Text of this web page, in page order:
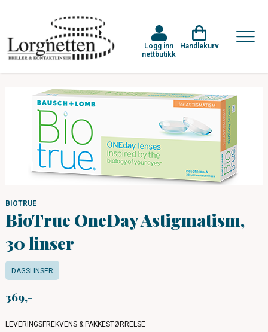
Logg inn
nettbutikk
Handlekurv
BIOTRUE
BioTrue OneDay Astigmatism,
30 linser
DAGSLINSER
369
LEVERINGSFREKVENS & PAKKESTØRRELSE